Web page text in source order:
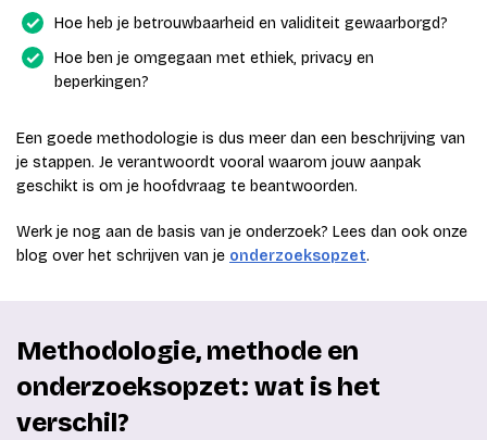
Hoe heb je betrouwbaarheid en validiteit gewaarborgd?
Hoe ben je omgegaan met ethiek, privacy en
beperkingen?
Een goede methodologie is dus meer dan een beschrijving van
je stappen. Je verantwoordt vooral waarom jouw aanpak
geschikt is om je hoofdvraag te beantwoorden.
Werk je nog aan de basis van je onderzoek? Lees dan ook onze
blog over het schrijven van je onderzoeksopzet.
Methodologie, methode en
onderzoeksopzet: wat is het
verschil?